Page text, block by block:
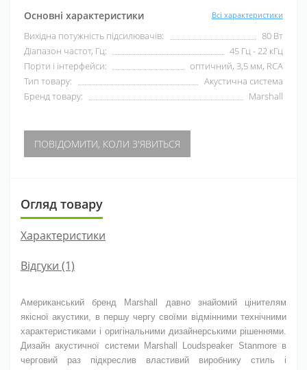
Основні характеристики Всі характеристики
Вихідна потужність підсилювачів:
80 Вт
Діапазон частот, Гц:
45 Гц - 22 кГц
Порти і інтерфейси:
оптичний, 3,5 мм, RCA
Тип товару:
Акустична система
Бренд товару:
Marshall
ПОВІДОМИТИ, КОЛИ З'ЯВИТЬСЯ
Огляд товару
Характеристики
Відгуки (1)
Американський бренд Marshall давно знайомий цінителям
якісної акустики, в першу чергу своїми відмінними технічними
характеристиками і оригінальними дизайнерськими рішеннями.
Дизайн акустичної системи Marshall Loudspeaker Stanmore в
черговий раз підкреслив властивий виробнику стиль і